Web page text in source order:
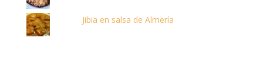
Jibia en salsa de Almería